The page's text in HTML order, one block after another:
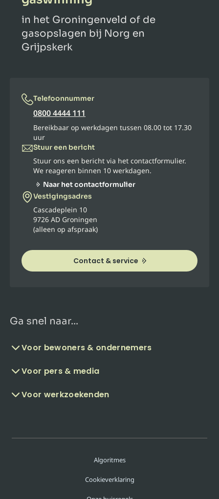
in het Groningenveld of de
gasopslagen bij Norg en
Grijpskerk
Telefoonnummer
0800 4444 111
Bereikbaar op werkdagen tussen 08.00 tot 17.30
uur
Stuur een bericht
Stuur ons een bericht via het contactformulier.
We reageren binnen 10 werkdagen.
Naar het contactformulier
Vestigingsadres
Cascadeplein 10
9726 AD Groningen
(alleen op afspraak)
Contact & service
Ga snel naar...
Voor bewoners & ondernemers
Voor pers & media
Voor werkzoekenden
Algoritmes
Cookieverklaring